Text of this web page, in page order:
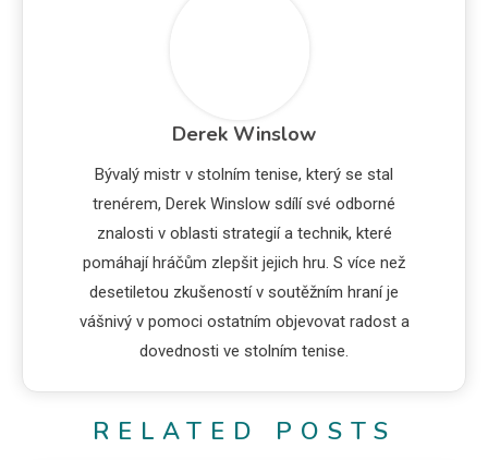
Derek Winslow
Bývalý mistr v stolním tenise, který se stal
trenérem, Derek Winslow sdílí své odborné
znalosti v oblasti strategií a technik, které
pomáhají hráčům zlepšit jejich hru. S více než
desetiletou zkušeností v soutěžním hraní je
vášnivý v pomoci ostatním objevovat radost a
dovednosti ve stolním tenise.
RELATED POSTS